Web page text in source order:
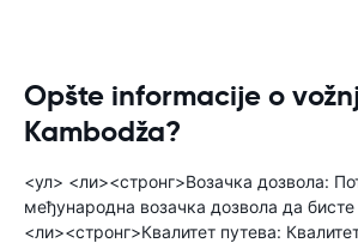
Opšte informacije o
Kambodža?
<ул> <ли><стронг>Возачка дозвола:
међународна возачка дозвола да
<ли><стронг>Квалитет путева: